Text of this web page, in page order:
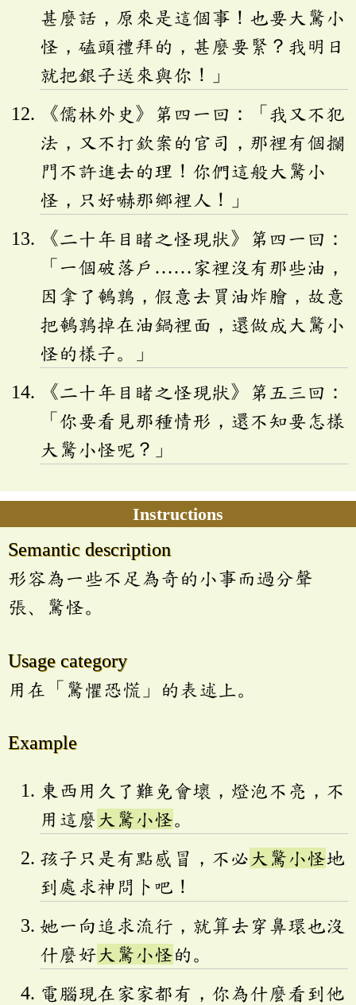
甚麼話，原來是這個事！也要大驚小
怪，磕頭禮拜的，甚麼要緊？我明日
就把銀子送來與你！」
《儒林外史》第四一回：「我又不犯
法，又不打欽案的官司，那裡有個攔
門不許進去的理！你們這般大驚小
怪，只好嚇那鄉裡人！」
《二十年目睹之怪現狀》第四一回：
「一個破落戶……家裡沒有那些油，
因拿了鵪鶉，假意去買油炸膾，故意
把鵪鶉掉在油鍋裡面，還做成大驚小
怪的樣子。」
《二十年目睹之怪現狀》第五三回：
「你要看見那種情形，還不知要怎樣
大驚小怪呢？」
Instructions
Semantic description
形容為一些不足為奇的小事而過分聲
張、驚怪。
Usage category
用在「驚懼恐慌」的表述上。
Example
東西用久了難免會壞，燈泡不亮，不
用這麼 大驚小怪。
孩子只是有點感冒，不必 大驚小怪地
到處求神問卜吧！
她一向追求流行，就算去穿鼻環也沒
什麼好大驚小怪的。
電腦現在家家都有，你為什麼看到他